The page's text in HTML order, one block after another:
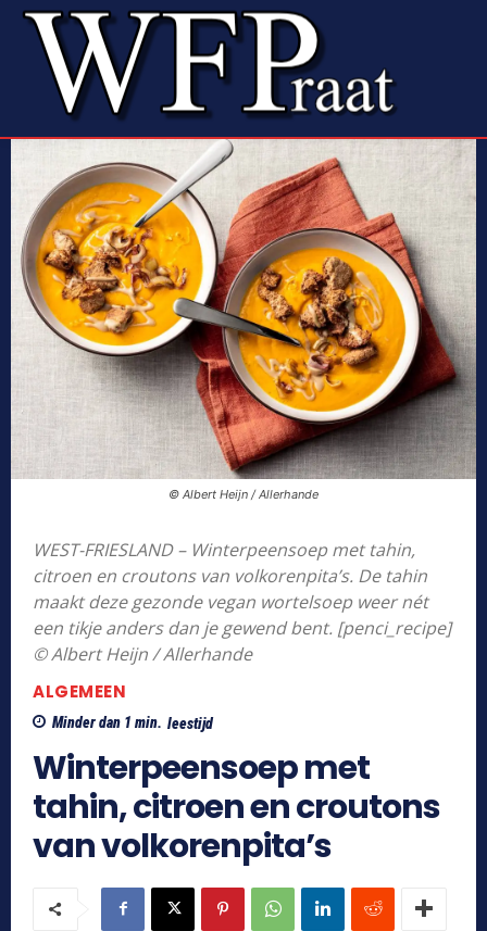
© Albert Heijn / Allerhande
WEST-FRIESLAND – Winterpeensoep met tahin,
citroen en croutons van volkorenpita’s. De tahin
maakt deze gezonde vegan wortelsoep weer nét
een tikje anders dan je gewend bent. [penci_recipe]
© Albert Heijn / Allerhande
ALGEMEEN
Minder dan 1 min. leestijd
Winterpeensoep met
tahin, citroen en croutons
van volkorenpita’s